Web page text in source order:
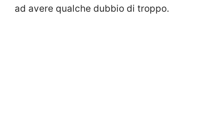
ad avere qualche dubbio di troppo.